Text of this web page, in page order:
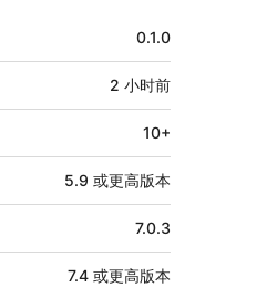
0.1.0
2 小时前
10+
5.9 或更高版本
7.0.3
7.4 或更高版本